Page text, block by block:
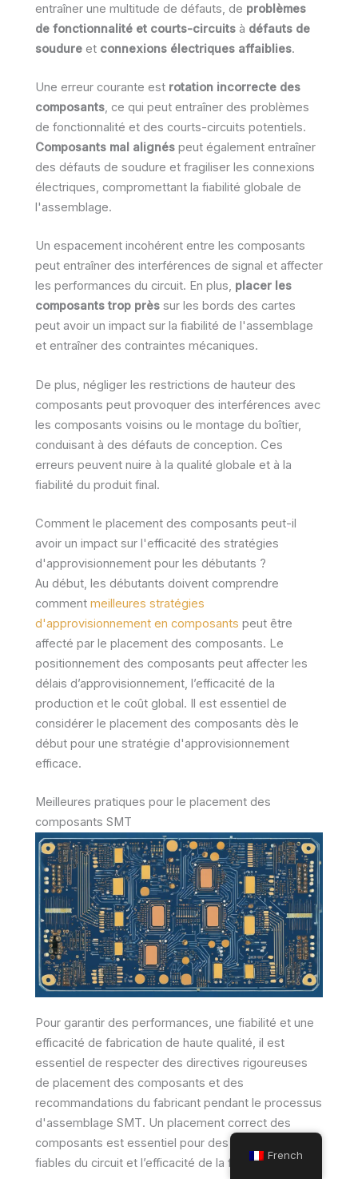
entraîner une multitude de défauts, de problèmes
de fonctionnalité et courts-circuits à défauts de
soudure et connexions électriques affaiblies.
Une erreur courante est rotation incorrecte des
composants, ce qui peut entraîner des problèmes
de fonctionnalité et des courts-circuits potentiels.
Composants mal alignés peut également entraîner
des défauts de soudure et fragiliser les connexions
électriques, compromettant la fiabilité globale de
l'assemblage.
Un espacement incohérent entre les composants
peut entraîner des interférences de signal et affecter
les performances du circuit. En plus, placer les
composants trop près sur les bords des cartes
peut avoir un impact sur la fiabilité de l'assemblage
et entraîner des contraintes mécaniques.
De plus, négliger les restrictions de hauteur des
composants peut provoquer des interférences avec
les composants voisins ou le montage du boîtier,
conduisant à des défauts de conception. Ces
erreurs peuvent nuire à la qualité globale et à la
fiabilité du produit final.
Comment le placement des composants peut-il
avoir un impact sur l'efficacité des stratégies
d'approvisionnement pour les débutants ?
Au début, les débutants doivent comprendre
comment meilleures stratégies
d'approvisionnement en composants peut être
affecté par le placement des composants. Le
positionnement des composants peut affecter les
délais d’approvisionnement, l’efficacité de la
production et le coût global. Il est essentiel de
considérer le placement des composants dès le
début pour une stratégie d'approvisionnement
efficace.
Meilleures pratiques pour le placement des
composants SMT
Pour garantir des performances, une fiabilité et une
efficacité de fabrication de haute qualité, il est
essentiel de respecter des directives rigoureuses
de placement des composants et des
recommandations du fabricant pendant le processus
d'assemblage SMT. Un placement correct des
composants est essentiel pour des performances
fiables du circuit et l’efficacité de la fabrication.
French